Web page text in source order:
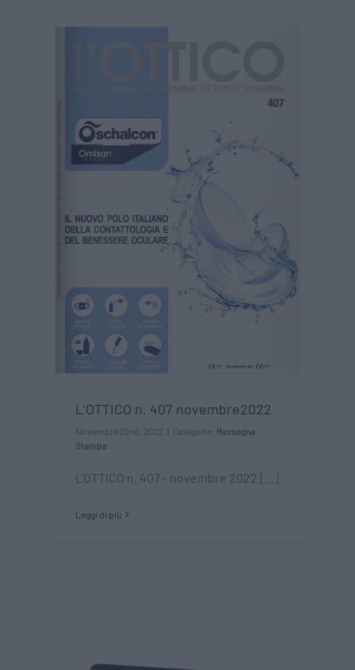
L’OTTICO n. 407 novembre2022
Novembre 22nd, 2022 Categorie: Rassegna
Stampa
L'OTTICO n. 407 - novembre 2022 [...]
Leggi di più